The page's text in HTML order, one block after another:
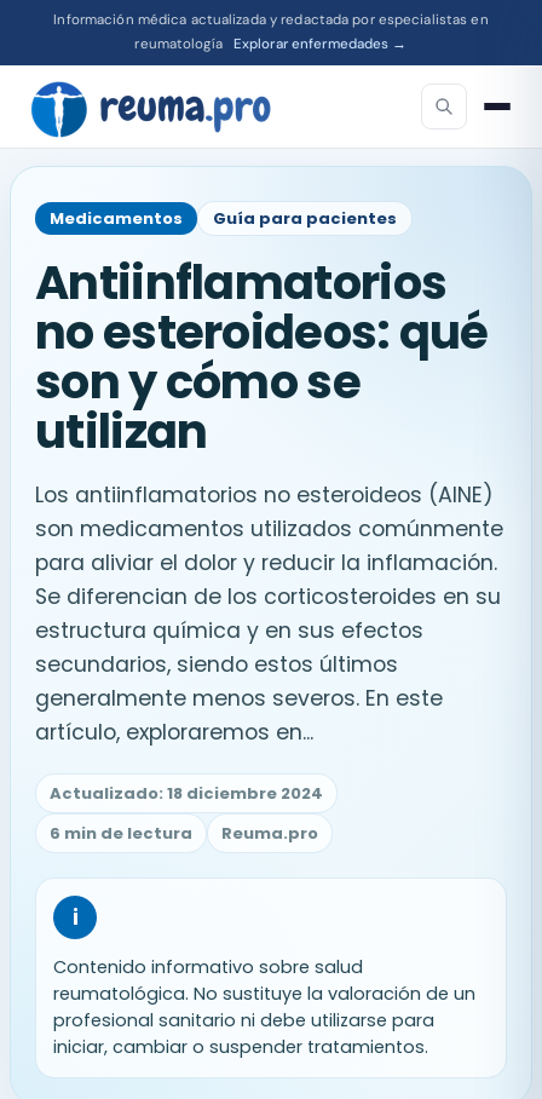
Información médica actualizada y redactada por especialistas en
reumatología Explorar enfermedades →
Medicamentos Guía para pacientes
Antiinflamatorios
no esteroideos: qué
son y cómo se
utilizan
Los antiinflamatorios no esteroideos (AINE)
son medicamentos utilizados comúnmente
para aliviar el dolor y reducir la inflamación.
Se diferencian de los corticosteroides en su
estructura química y en sus efectos
secundarios, siendo estos últimos
generalmente menos severos. En este
artículo, exploraremos en...
Actualizado: 18 diciembre 2024
6 min de lectura
Reuma.pro
i
Contenido informativo sobre salud
reumatológica. No sustituye la valoración de un
profesional sanitario ni debe utilizarse para
iniciar, cambiar o suspender tratamientos.